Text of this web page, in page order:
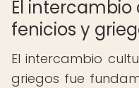
El
fenicios y
El intercambio
griegos fue